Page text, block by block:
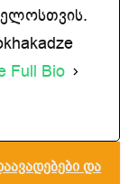
Full Bio
და